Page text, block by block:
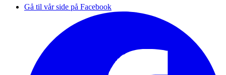
Gå til vår side på Facebook